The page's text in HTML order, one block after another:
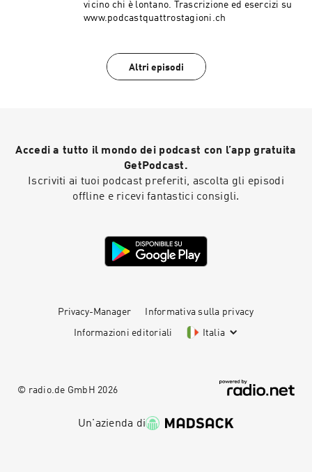
vicino chi è lontano. Trascrizione ed esercizi su
www.podcastquattrostagioni.ch
Altri episodi
Accedi a tutto il mondo dei podcast con l’app gratuita
GetPodcast.
Iscriviti ai tuoi podcast preferiti, ascolta gli episodi
offline e ricevi fantastici consigli.
Privacy-Manager Informativa sulla privacy
Informazioni editoriali Italia
© radio.de GmbH 2026
Un'azienda di